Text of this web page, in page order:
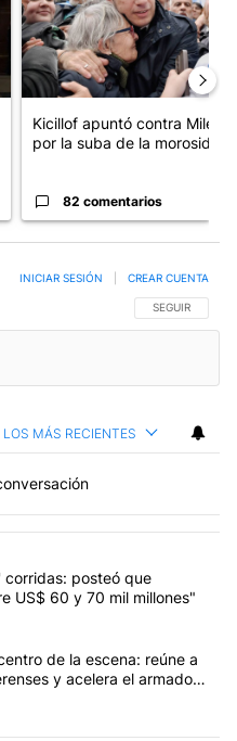
Kicillof apuntó contra Milei
por la suba de la morosida...
82 comentarios
SIGA ESTA
SEGUIR
INICIAR SESIÓN CREAR CUENTA
LOS MÁS RECIENTES
más comentarios en los
"Milei, listo para 'atajar'
corridas: posteó que
US$ 60 y 70 mil millones"
"Karina Milei vuelve al
de la escena: reúne a
y acelera el armado